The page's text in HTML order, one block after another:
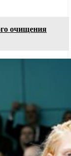
очищения